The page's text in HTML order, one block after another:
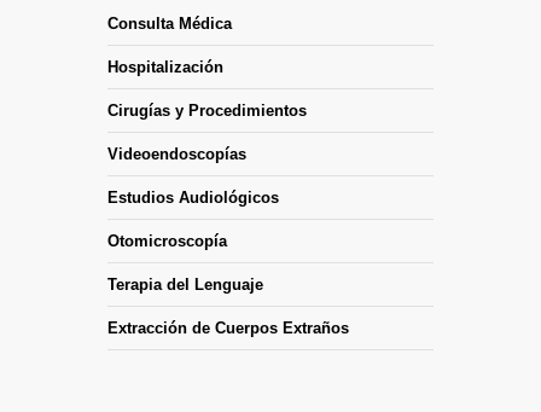
Consulta Médica
Hospitalización
Cirugías y Procedimientos
Videoendoscopías
Estudios Audiológicos
Otomicroscopía
Terapia del Lenguaje
Extracción de Cuerpos Extraños